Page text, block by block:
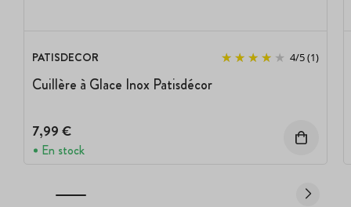
PATISDECOR 4/5(1)
Cuillère à Glace Inox Patisdécor
7,99 €
En stock